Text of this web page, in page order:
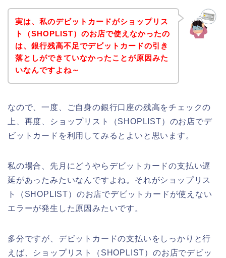
実は、私のデビットカードがショップリス
ト（SHOPLIST）のお店で使えなかったの
は、銀行残高不足でデビットカードの引き
落としができていなかったことが原因みた
いなんですよね～
なので、一度、ご自身の銀行口座の残高をチェックの
上、再度、ショップリスト（SHOPLIST）のお店でデ
ビットカードを利用してみるとよいと思います。
私の場合、先月にどうやらデビットカードの支払い遅
延があったみたいなんですよね。それがショップリス
ト（SHOPLIST）のお店でデビットカードが使えない
エラーが発生した原因みたいです。
多分ですが、デビットカードの支払いをしっかりと行
えば、ショップリスト（SHOPLIST）のお店でデビッ